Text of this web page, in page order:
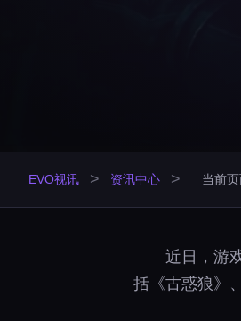
EVO视讯 > 资讯中心 > 当前
近日，游
括《古惑狼》